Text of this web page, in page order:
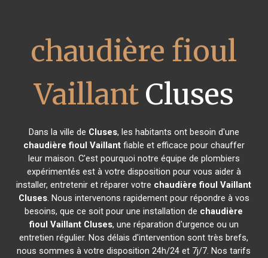
chaudière fioul
VaillantCluses
Dans la ville de Cluses, les habitants ont besoin d'une
chaudière fioul Vaillantfiable et efficace pour chauffer
leur maison. C'est pourquoi notre équipe de plombiers
expérimentés est à votre disposition pour vous aider à
installer, entretenir et réparer votre chaudière fioul Vaillant
Cluses. Nous intervenons rapidement pour répondre à vos
besoins, que ce soit pour une installation de chaudière
fioul Vaillant Cluses, une réparation d'urgence ou un
entretien régulier. Nos délais d'intervention sont très brefs,
nous sommes à votre disposition 24h/24 et 7j/7. Nos tarifs